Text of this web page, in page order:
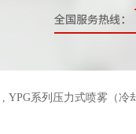
, YPG系列压力式喷雾（冷